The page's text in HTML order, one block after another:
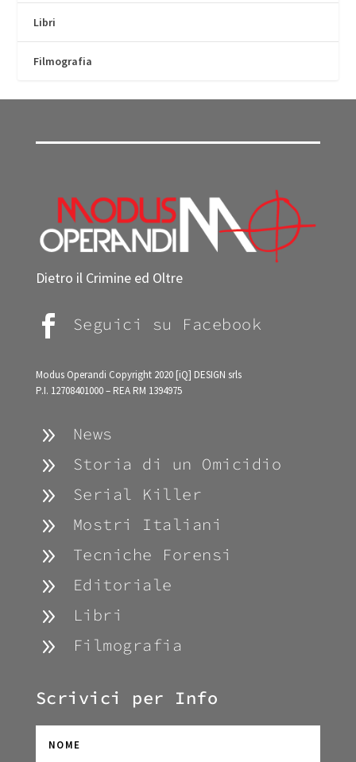
Libri
Filmografia
Dietro il Crimine ed Oltre
 Seguici su Facebook
Modus Operandi Copyright 2020 [iQ] DESIGN srls
P.I. 12708401000 – REA RM 1394975
9 News
9 Storia di un Omicidio
9 Serial Killer
9 Mostri Italiani
9 Tecniche Forensi
9 Editoriale
9 Libri
9 Filmografia
Scrivici per Info